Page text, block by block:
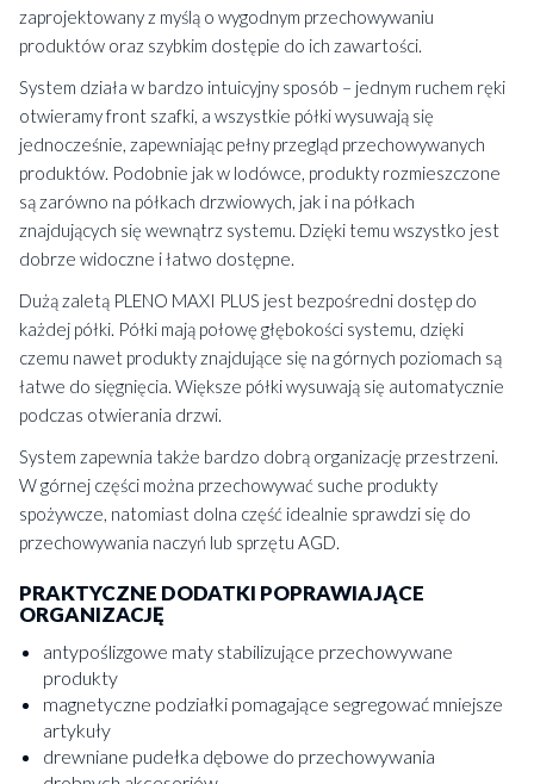
zaprojektowany z myślą o wygodnym przechowywaniu
produktów oraz szybkim dostępie do ich zawartości.
System działa w bardzo intuicyjny sposób – jednym ruchem ręki
otwieramy front szafki, a wszystkie półki wysuwają się
jednocześnie, zapewniając pełny przegląd przechowywanych
produktów. Podobnie jak w lodówce, produkty rozmieszczone
są zarówno na półkach drzwiowych, jak i na półkach
znajdujących się wewnątrz systemu. Dzięki temu wszystko jest
dobrze widoczne i łatwo dostępne.
Dużą zaletą PLENO MAXI PLUS jest bezpośredni dostęp do
każdej półki. Półki mają połowę głębokości systemu, dzięki
czemu nawet produkty znajdujące się na górnych poziomach są
łatwe do sięgnięcia. Większe półki wysuwają się automatycznie
podczas otwierania drzwi.
System zapewnia także bardzo dobrą organizację przestrzeni.
W górnej części można przechowywać suche produkty
spożywcze, natomiast dolna część idealnie sprawdzi się do
przechowywania naczyń lub sprzętu AGD.
PRAKTYCZNE DODATKI POPRAWIAJĄCE
ORGANIZACJĘ
antypoślizgowe maty stabilizujące przechowywane
produkty
magnetyczne podziałki pomagające segregować mniejsze
artykuły
drewniane pudełka dębowe do przechowywania